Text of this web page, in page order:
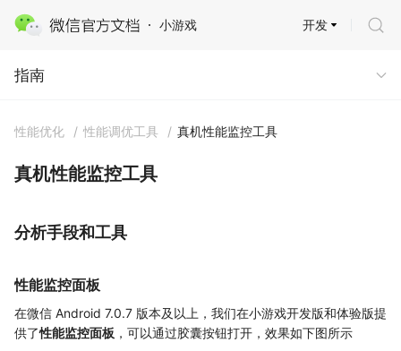
小游戏
指南
开发
指南
性能优化 / 性能调优工具 / 真机性能监控工具
真机性能监控工具
分析手段和工具
性能监控面板
在微信 Android 7.0.7 版本及以上，我们在小游戏开发版和体验版提
供了性能监控面板 ，可以通过胶囊按钮打开，效果如下图所示